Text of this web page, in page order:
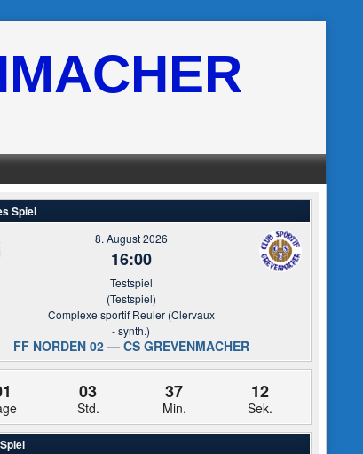
Spiel
8. August 2026
16:00
Testspiel
(Testspiel)
Complexe sportif Reuler (Clervaux
- synth.)
FF NORDEN 02 — CS GREVENMACHER
03
Std.
37
Min.
11
Sek.